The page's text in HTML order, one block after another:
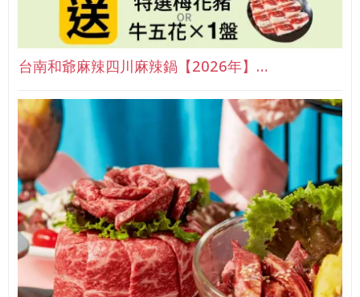
台南和爺麻辣四川麻辣鍋【2026年】…